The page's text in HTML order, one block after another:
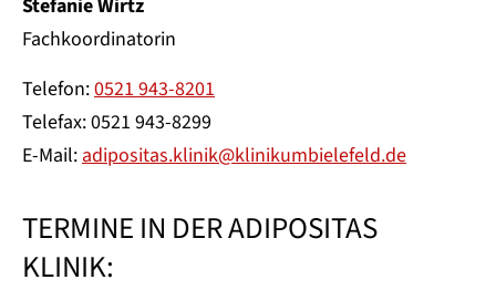
Stefanie Wirtz
Fachkoordinatorin
Telefon:0521 943-8201
Telefax: 0521 943-8299
E-Mail: adipositas.klinik@klinikumbielefeld.de
TERMINE IN DER ADIPOSITAS
KLINIK: